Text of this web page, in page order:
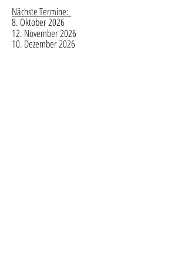
Nächste Termine:
8. Oktober 2026
12. November 2026
10. Dezember 2026